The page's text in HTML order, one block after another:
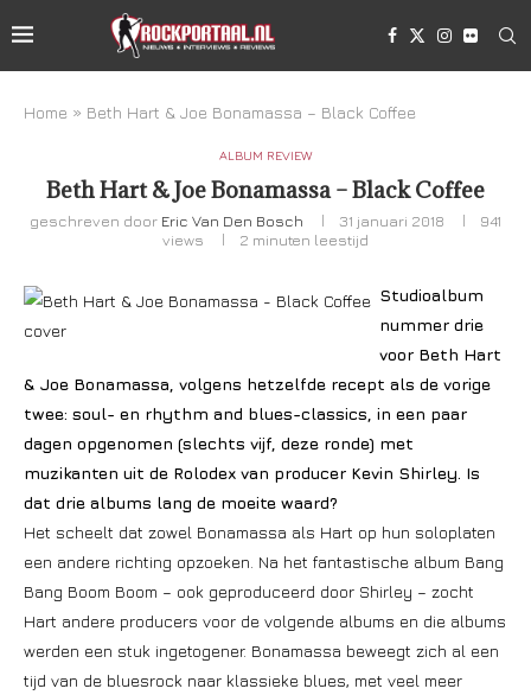
Home » Beth Hart & Joe Bonamassa – Black Coffee
ALBUM REVIEW
Beth Hart & Joe Bonamassa – Black Coffee
geschreven door Eric Van Den Bosch 31 januari 2018
941
views
2 minuten leestijd
Studioalbum
nummer drie
voor Beth Hart
& Joe Bonamassa, volgens hetzelfde recept als de vorige
twee: soul- en rhythm and blues-classics, in een paar
dagen opgenomen (slechts vijf, deze ronde) met
muzikanten uit de Rolodex van producer Kevin Shirley. Is
dat drie albums lang de moeite waard?
Het scheelt dat zowel Bonamassa als Hart op hun soloplaten
een andere richting opzoeken. Na het fantastische album Bang
Bang Boom Boom – ook geproduceerd door Shirley – zocht
Hart andere producers voor de volgende albums en die albums
werden een stuk ingetogener. Bonamassa beweegt zich al een
tijd van de bluesrock naar klassieke blues, met veel meer